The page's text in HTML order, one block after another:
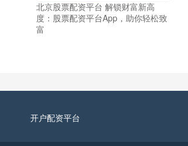
北京股票配资平台 解锁财富新高
度：股票配资平台App，助你轻松致
富
开户配资平台